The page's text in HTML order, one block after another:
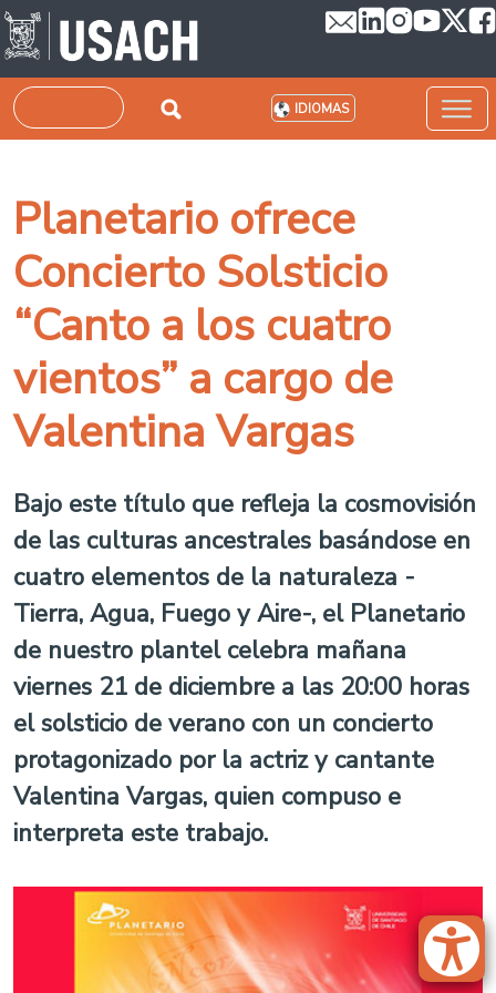
Pasar al contenido principal
Buscar IDIOMAS
Planetario ofrece
Concierto Solsticio
“Canto a los cuatro
vientos” a cargo de
Valentina Vargas
Bajo este título que refleja la cosmovisión
de las culturas ancestrales basándose en
cuatro elementos de la naturaleza -
Tierra, Agua, Fuego y Aire-, el Planetario
de nuestro plantel celebra mañana
viernes 21 de diciembre a las 20:00 horas
el solsticio de verano con un concierto
protagonizado por la actriz y cantante
Valentina Vargas, quien compuso e
interpreta este trabajo.